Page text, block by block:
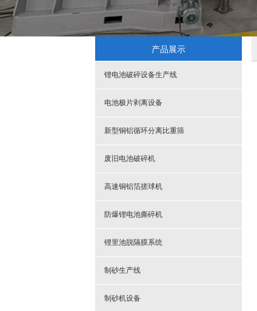
产品展示
锂电池破碎设备生产线
电池极片剥离设备
新型铜铝循环分离比重筛
废旧电池破碎机
高速铜铝箔搓球机
防爆锂电池撕碎机
锂里池脱隔膜系统
制砂生产线
制砂机设备